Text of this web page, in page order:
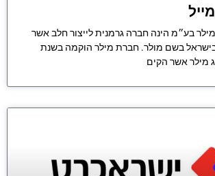
בע״מ הינה חברה גרמנית לייצור חלב אשר
בישראל בשם מולר. חברת מילר הוקמה בשנת